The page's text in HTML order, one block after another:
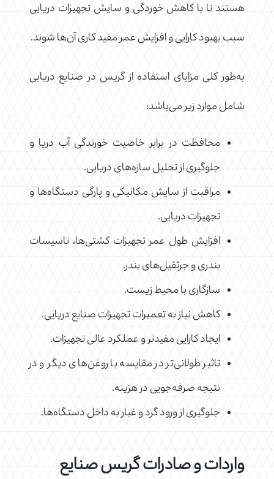
هستند تا با کاهش خوردگی و سایش تجهیزات دریایی
سبب بهبود کارایی و افزایش عمر مفید کاری آن‌ها شوند.
به‌طور کلی مزایای استفاده از گریس در صنایع دریایی
شامل موارد زیر می‌باشد:
محافظت در برابر خاصیت خورندگی آب دریا و
جلوگیری از تحلیل سازه‌های دریایی.
مراقبت از سایش مکانیکی و پارگی دستگاه‌ها و
تجهیزات دریایی.
افزایش طول عمر تجهیزات کشتی‌ها، تاسیسات
بندری و جرثقیل‌های بندر.
سازگاری با محیط زیست.
کاهش نیاز به تعمیرات تجهیزات صنایع دریایی.
ایجاد کارایی مفیدتر و عملکرد عالی تجهیزات.
تاثیر طولانی‌تر در مقایسه با روغن‌های دیگر و در
نتیجه صرفه‌جویی در هزینه.
جلوگیری از ورود گرد و غبار به داخل دستگاه‌ها.
واردات و صادرات گریس صنایع